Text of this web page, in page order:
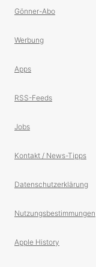
Gönner-Abo
Werbung
Apps
RSS-Feeds
Jobs
Kontakt / News-Tipps
Datenschutzerklärung
Nutzungsbestimmungen
Apple History